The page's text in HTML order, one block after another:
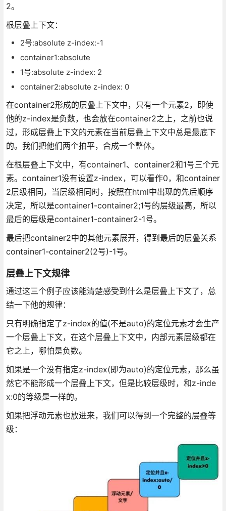
2。
根层叠上下文：
2号:absolute z-index:-1
container1:absolute
1号:absolute z-index: 2
container2:absolute z-index: 0
在container2形成的层叠上下文中，只有一个元素2，即使
他的z-index是负数，也会放在container2之上，之前也说
过，形成层叠上下文的元素在当前层叠上下文中总是最底下
的。我们把他们两个拍平，合成一个整体。
在根层叠上下文中，有container1、container2和1号三个元
素。container1没有设置z-index，可以看作0，和container
2层级相同，当层级相同时，按照在html中出现的先后顺序
决定，所以是container1-container2;1号的层级最高，所以
最后的层级是container1-container2-1号。
最后把container2中的其他元素展开，得到最后的层叠关系
container1-container2(2号)-1号。
层叠上下文规律
通过这三个例子应该能清楚感受到什么是层叠上下文了，总
结一下他的规律：
只有明确指定了z-index的值(不是auto)的定位元素才会生产
一个层叠上下文，在这个层叠上下文中，内部元素层级都在
它之上，哪怕是负数。
如果是一个没有指定z-index(即为auto)的定位元素，那么虽
然它不能形成一个层叠上下文，但是比较层级时，和z-inde
x:0的等级是一样的。
如果把浮动元素也放进来，我们可以得到一个完整的层叠等
级：